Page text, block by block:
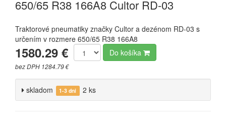
650/65 R38 166A8 Cultor RD-03
Traktorové pneumatiky značky Cultor a dezénom RD-03 s
určením v rozmere 650/65 R38 166A8
1580.29 €
bez DPH 1284.79 €
Do košíka
skladom 1-3 dni 2 ks